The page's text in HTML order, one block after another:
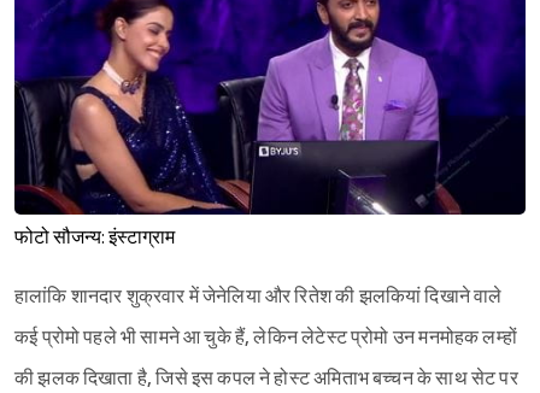
फोटो सौजन्य: इंस्टाग्राम
हालांकि शानदार शुक्रवार में जेनेलिया और रितेश की झलकियां दिखाने वाले
कई प्रोमो पहले भी सामने आ चुके हैं, लेकिन लेटेस्ट प्रोमो उन मनमोहक लम्हों
की झलक दिखाता है, जिसे इस कपल ने होस्ट अमिताभ बच्चन के साथ सेट पर